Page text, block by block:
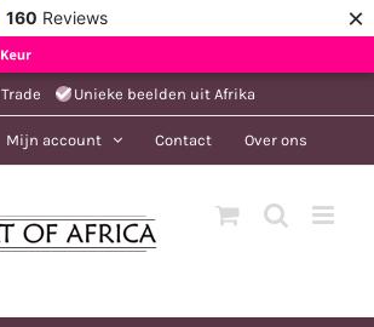
160 Reviews ×
Unieke beelden uit Afrika
Mijn account Contact Over ons